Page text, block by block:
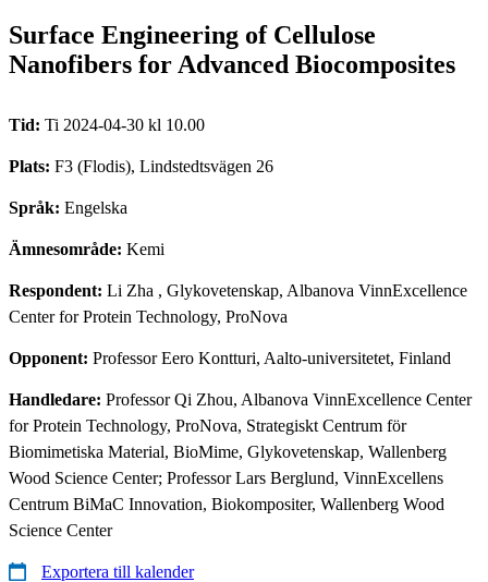
Surface Engineering of Cellulose
Nanofibers for Advanced Biocomposites
Tid: Ti 2024-04-30 kl 10.00
Plats: F3 (Flodis), Lindstedtsvägen 26
Språk: Engelska
Ämnesområde: Kemi
Respondent: Li Zha , Glykovetenskap, Albanova VinnExcellence
Center for Protein Technology, ProNova
Opponent: Professor Eero Kontturi, Aalto-universitetet, Finland
Handledare: Professor Qi Zhou, Albanova VinnExcellence Center
for Protein Technology, ProNova, Strategiskt Centrum för
Biomimetiska Material, BioMime, Glykovetenskap, Wallenberg
Wood Science Center; Professor Lars Berglund, VinnExcellens
Centrum BiMaC Innovation, Biokompositer, Wallenberg Wood
Science Center
Exportera till kalender